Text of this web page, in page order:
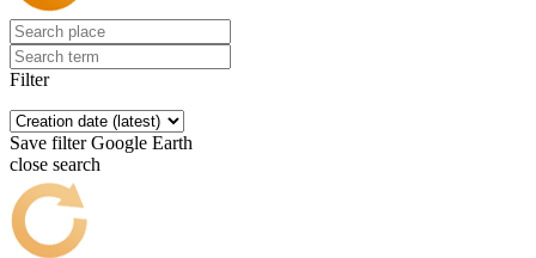
Filter
Save filter Google Earth
close search